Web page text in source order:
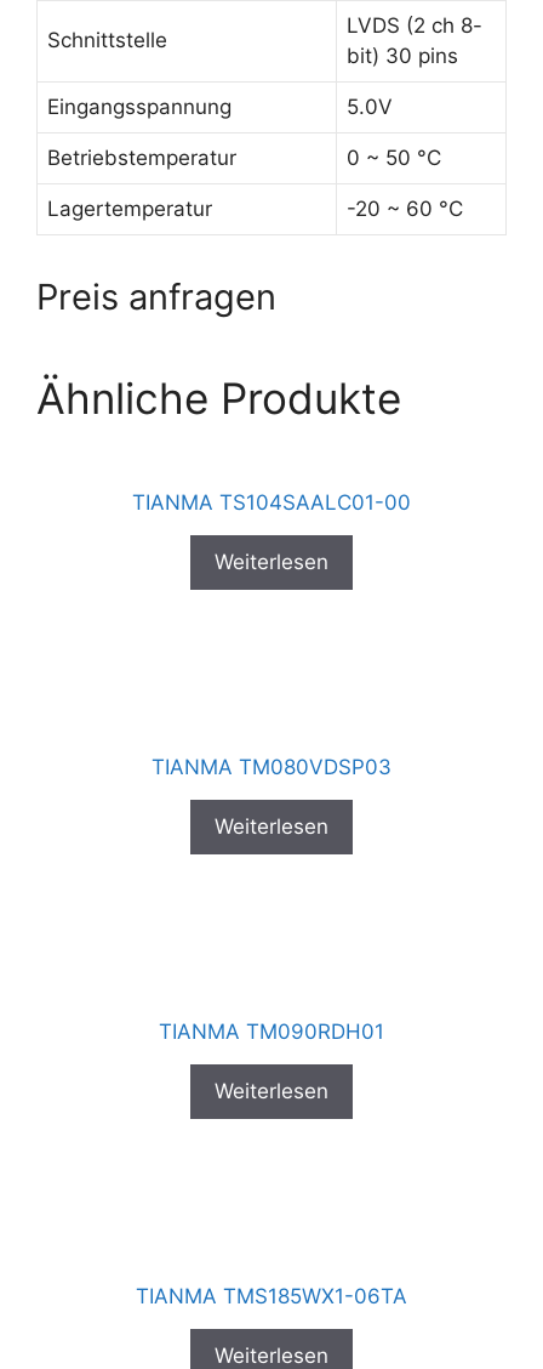
Schnittstelle
LVDS (2 ch 8-
bit) 30 pins
Eingangsspannung 5.0V
Betriebstemperatur 0 ~ 50 °C
Lagertemperatur -20 ~ 60 °C
Preis anfragen
Ähnliche Produkte
TIANMA TS104SAALC01-00
Weiterlesen
TIANMA TM080VDSP03
Weiterlesen
TIANMA TM090RDH01
Weiterlesen
TIANMA TMS185WX1-06TA
Weiterlesen